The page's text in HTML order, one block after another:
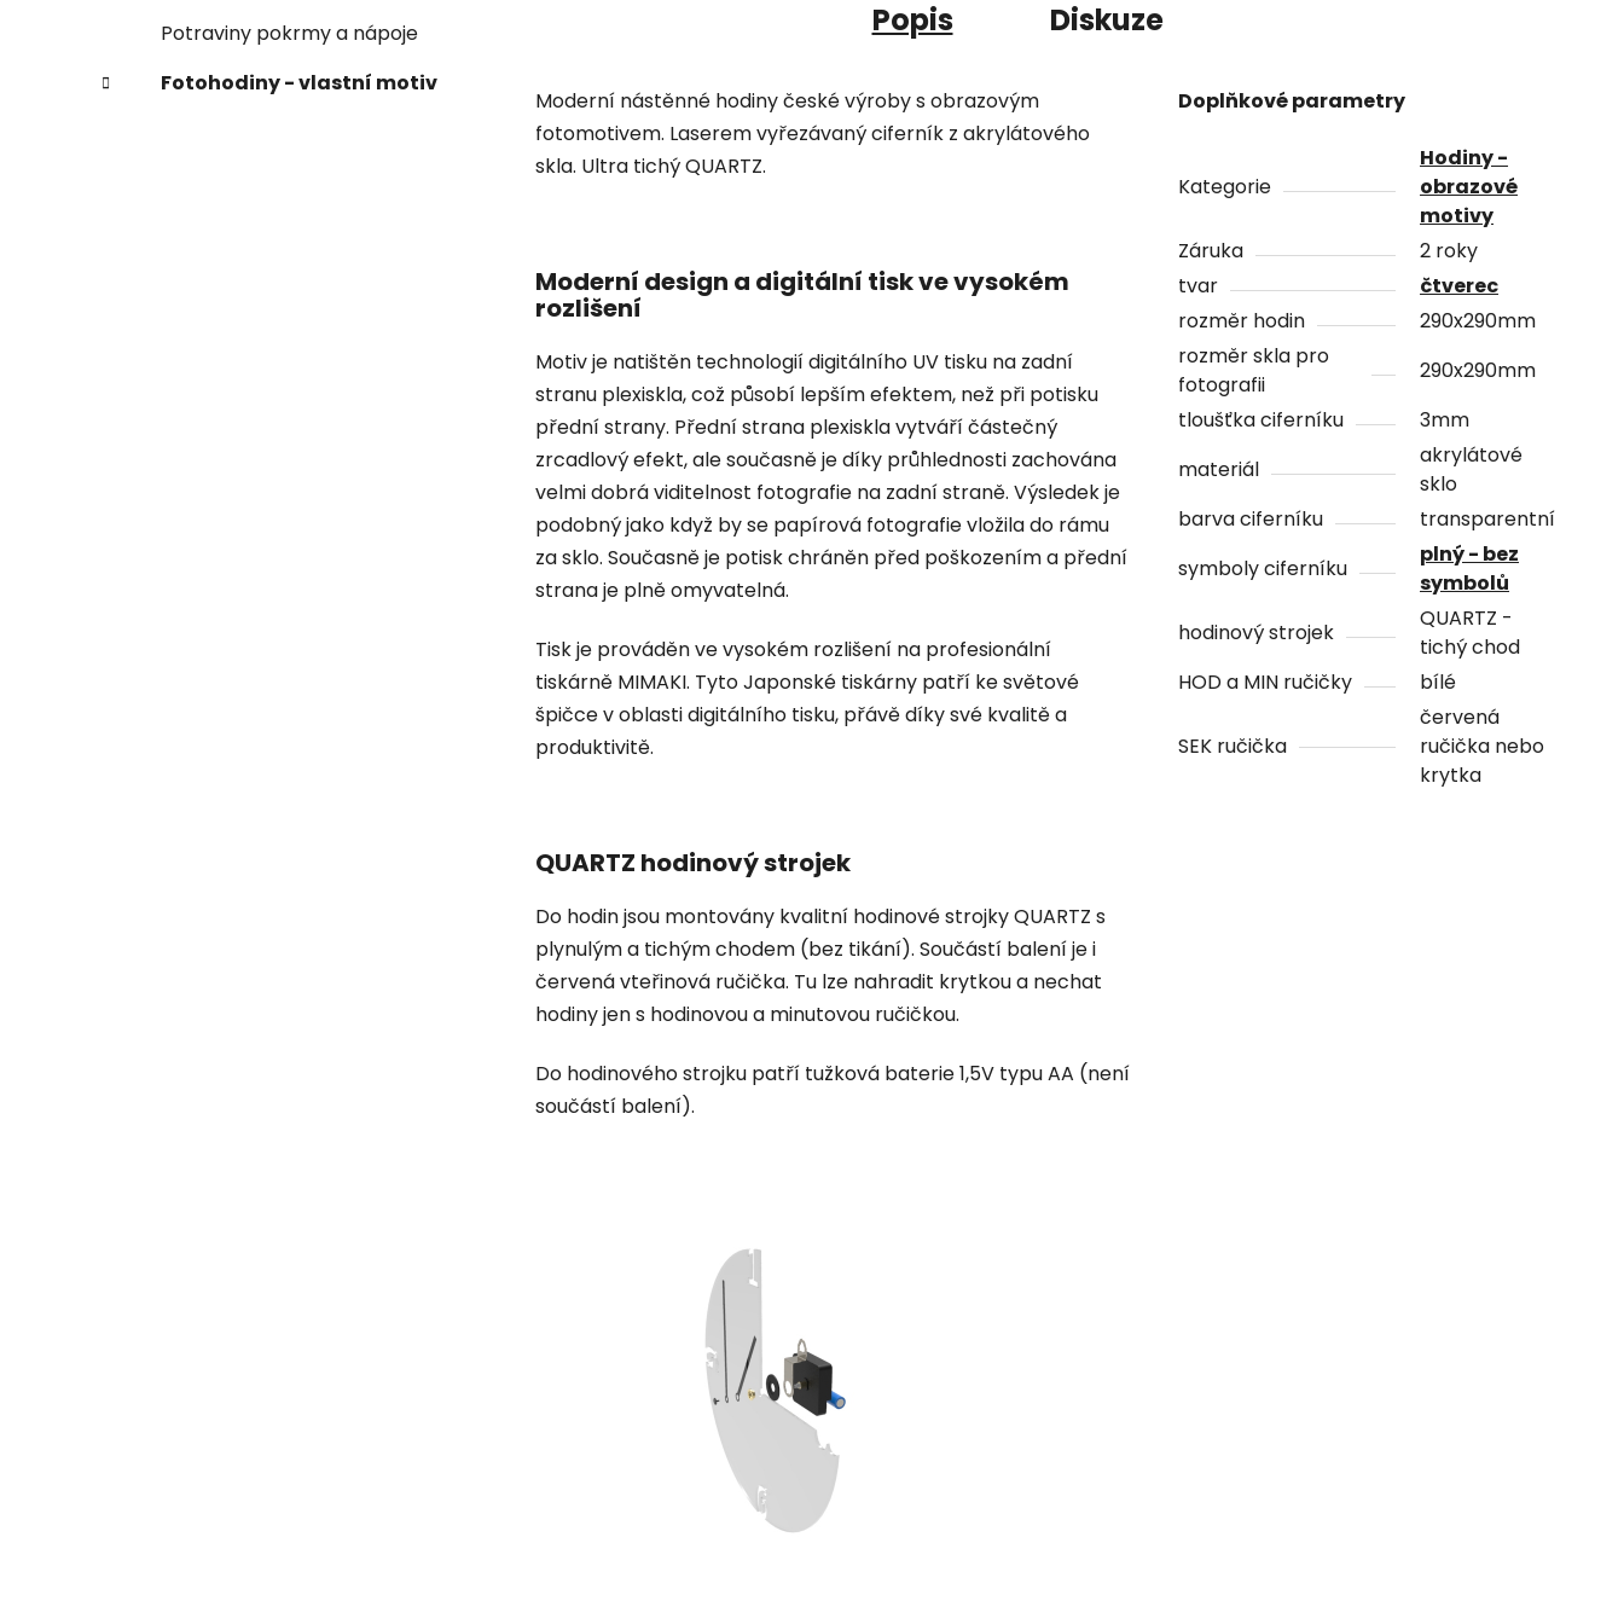
Potraviny pokrmy a nápoje
Fotohodiny - vlastní motiv
Popis Diskuze
Moderní nástěnné hodiny české výroby s obrazovým
fotomotivem. Laserem vyřezávaný ciferník z akrylátového
skla. Ultra tichý QUARTZ.
Moderní design a digitální tisk ve vysokém
rozlišení
Motiv je natištěn technologií digitálního UV tisku na zadní
stranu plexiskla, což působí lepším efektem, než při potisku
přední strany. Přední strana plexiskla vytváří částečný
zrcadlový efekt, ale současně je díky průhlednosti zachována
velmi dobrá viditelnost fotografie na zadní straně. Výsledek je
podobný jako když by se papírová fotografie vložila do rámu
za sklo. Současně je potisk chráněn před poškozením a přední
strana je plně omyvatelná.
Tisk je prováděn ve vysokém rozlišení na profesionální
tiskárně MIMAKI. Tyto Japonské tiskárny patří ke světové
špičce v oblasti digitálního tisku, přávě díky své kvalitě a
produktivitě.
QUARTZ hodinový strojek
Do hodin jsou montovány kvalitní hodinové strojky QUARTZ s
plynulým a tichým chodem (bez tikání). Součástí balení je i
červená vteřinová ručička. Tu lze nahradit krytkou a nechat
hodiny jen s hodinovou a minutovou ručičkou.
Do hodinového strojku patří tužková baterie 1,5V typu AA (není
součástí balení).
Doplňkové parametry
Kategorie
Hodiny -
obrazové
motivy
Záruka
2 roky
tvar
čtverec
rozměr hodin
290x290mm
rozměr skla pro
fotografii
290x290mm
tloušťka ciferníku
3mm
materiál
akrylátové
sklo
barva ciferníku
transparentní
symboly ciferníku
plný - bez
symbolů
hodinový strojek
QUARTZ -
tichý chod
HOD a MIN ručičky
bílé
SEK ručička
červená
ručička nebo
krytka